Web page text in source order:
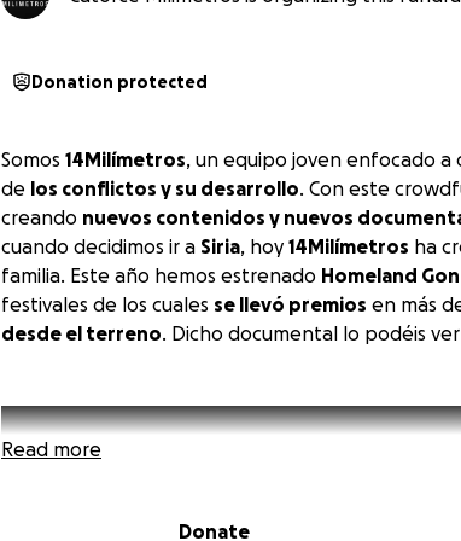
Donation protected
Somos 14Milímetros, un equipo joven enfocado a
de los conflictos y su desarrollo. Con este
creando nuevos contenidos y nuevos
cuando decidimos ir a Siria, hoy 14Milímetros ha
familia. Este año hemos estrenado Homeland
festivales de los cuales se llevó premios en más
desde el terreno. Dicho documental lo podéis
Read more
Donate